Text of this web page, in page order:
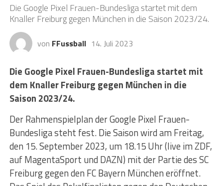
Die Google Pixel Frauen-Bundesliga startet mit dem
Knaller Freiburg gegen München in die Saison 2023/24.
von FFussball 14. Juli 2023
Die Google Pixel Frauen-Bundesliga startet mit
dem Knaller Freiburg gegen München in die
Saison 2023/24.
Der Rahmenspielplan der Google Pixel Frauen-
Bundesliga steht fest. Die Saison wird am Freitag,
den 15. September 2023, um 18.15 Uhr (live im ZDF,
auf MagentaSport und DAZN) mit der Partie des SC
Freiburg gegen den FC Bayern München eröffnet.